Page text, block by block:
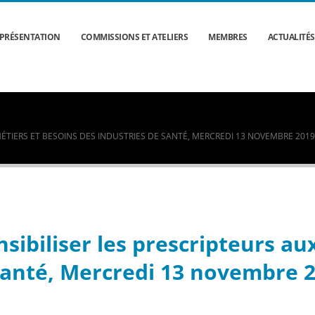
COMMISSIONS ET ATELIERS MEMBRES ACTUALITÉS
ET BESOINS DES INDUSTRIES DE SANTÉ, MERCREDI 13 NOVEMBRE
les prescripteurs
Mercredi 13 novembre